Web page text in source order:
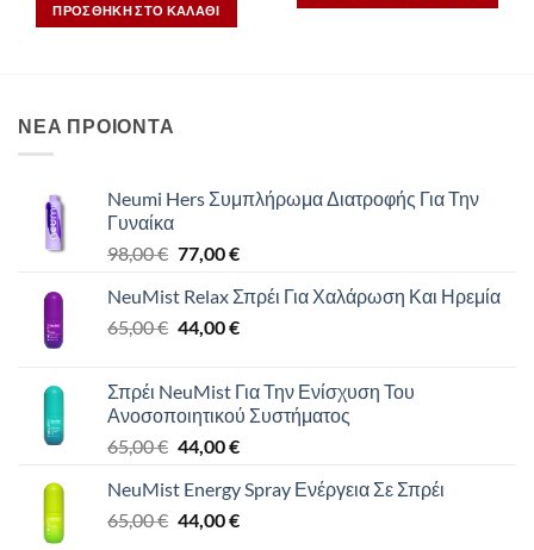
ΠΡΟΣΘΉΚΗ ΣΤΟ ΚΑΛΆΘΙ
ΝΕΑ ΠΡΟΙΟΝΤΑ
Neumi Hers Συμπλήρωμα Διατροφής Για Την
Γυναίκα
98,00€ Original
was:
98,00 €.
77,00€Η
τιμή
είναι:
NeuMist Relax Σπρέι Για Χαλάρωση Και Ηρεμία
65,00€ Original
65,00 €.
44,00€Η
είναι:
44,00 €.
Σπρέι NeuMist Για Την Ενίσχυση Του
Ανοσοποιητικού Συστήματος
65,00€ Original
was:
65,00 €.
44,00€Η
τιμή
είναι:
NeuMist Energy Spray Ενέργεια Σε Σπρέι
65,00€ Original
44,00€Η